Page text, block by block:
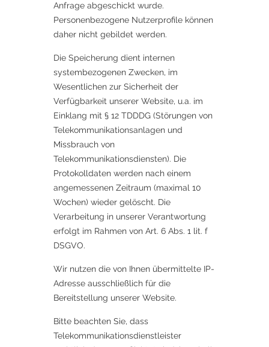
Anfrage abgeschickt wurde.
Personenbezogene Nutzerprofile können
daher nicht gebildet werden.
Die Speicherung dient internen
systembezogenen Zwecken, im
Wesentlichen zur Sicherheit der
Verfügbarkeit unserer Website, u.a. im
Einklang mit § 12 TDDDG (Störungen von
Telekommunikationsanlagen und
Missbrauch von
Telekommunikationsdiensten). Die
Protokolldaten werden nach einem
angemessenen Zeitraum (maximal 10
Wochen) wieder gelöscht. Die
Verarbeitung in unserer Verantwortung
erfolgt im Rahmen von Art. 6 Abs. 1 lit. f
DSGVO.
Wir nutzen die von Ihnen übermittelte IP-
Adresse ausschließlich für die
Bereitstellung unserer Website.
Bitte beachten Sie, dass
Telekommunikationsdienstleister